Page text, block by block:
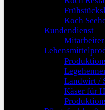
Koch
Kundendienst
Landwirt /
Käser für